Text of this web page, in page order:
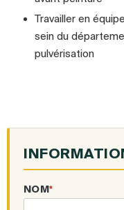
Travailler en
sein du
pulvérisation
NOM*